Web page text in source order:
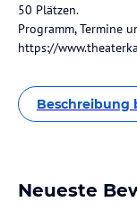
50 Plätzen.
Programm, Termine
https://
Beschreibung
Neueste